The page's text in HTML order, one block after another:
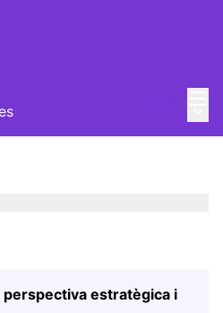
estratègica i